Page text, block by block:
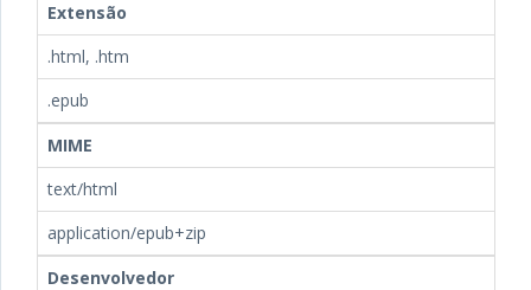
Extensão
.html, .htm
.epub
MIME
text/html
application/epub+zip
Desenvolvedor